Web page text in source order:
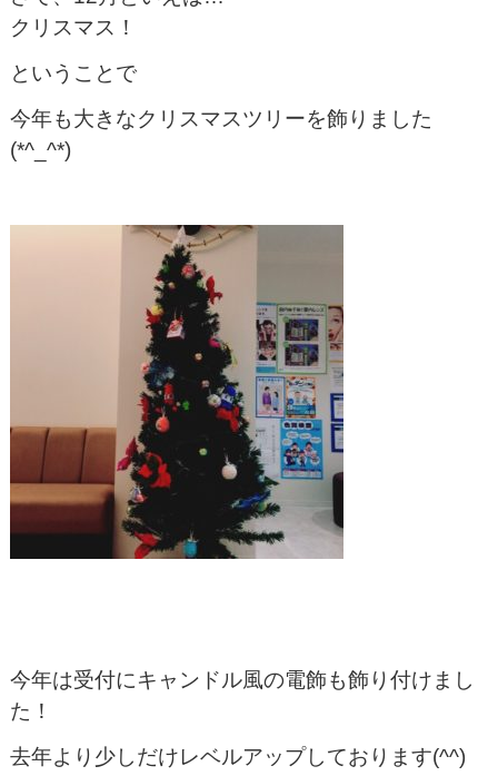
クリスマス！
ということで
今年も大きなクリスマスツリーを飾りました
(*^_^*)
今年は受付にキャンドル風の電飾も飾り付けまし
た！
去年より少しだけレベルアップしております(^^)